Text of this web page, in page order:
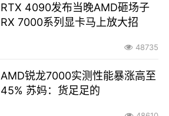
RTX 4090发布当晚AMD砸场子
RX 7000系列显卡马上放大招
48735
AMD锐龙7000实测性能暴涨高至
45% 苏妈：货足足的